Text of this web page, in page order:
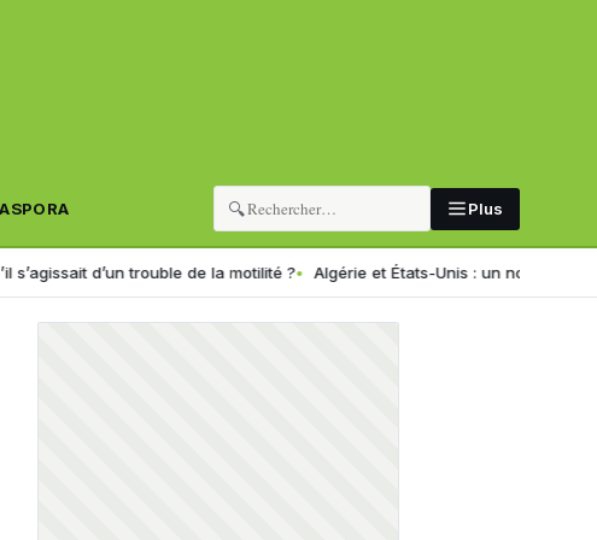
🔍 Plus
trouble de la motilité ? Algérie et États-Unis : un nouveau programme